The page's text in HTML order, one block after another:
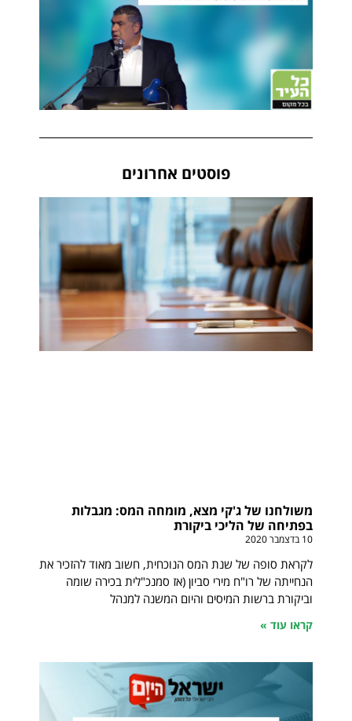
פוסטים אחרונים
משולחנו של ג'קי מצא, מומחה המס: מגבלות
בפתיחה של הליכי ביקורת
10 בדצמבר 2020
לקראת סופה של שנת המס הנוכחית, חשוב מאוד להזכיר את
הנחייתה של רו"ח מירי סביון (אז סמנכ"לית בכירה שומה
וביקורת ברשות המיסים והיום המשנה למנהל
קראו עוד »